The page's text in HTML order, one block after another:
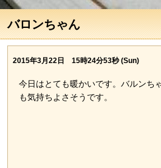
バロンちゃん
2015年3月22日 15時24分53秒 (Sun)
今日はとても暖かいです。バルンち
も気持ちよさそうです。